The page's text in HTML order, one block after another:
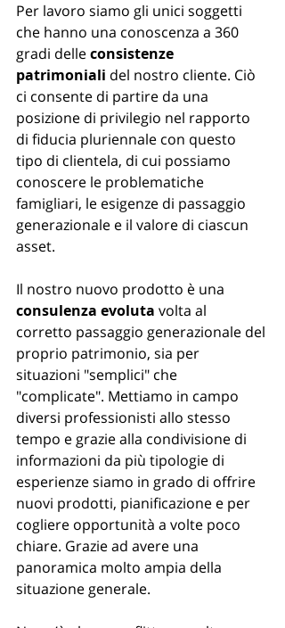
Per lavoro siamo gli unici soggetti
che hanno una conoscenza a 360
gradi delle consistenze
patrimoniali del nostro cliente. Ciò
ci consente di partire da una
posizione di privilegio nel rapporto
di fiducia pluriennale con questo
tipo di clientela, di cui possiamo
conoscere le problematiche
famigliari, le esigenze di passaggio
generazionale e il valore di ciascun
asset.
Il nostro nuovo prodotto è una
consulenza evoluta volta al
corretto passaggio generazionale del
proprio patrimonio, sia per
situazioni "semplici" che
"complicate". Mettiamo in campo
diversi professionisti allo stesso
tempo e grazie alla condivisione di
informazioni da più tipologie di
esperienze siamo in grado di offrire
nuovi prodotti, pianificazione e per
cogliere opportunità a volte poco
chiare. Grazie ad avere una
panoramica molto ampia della
situazione generale.